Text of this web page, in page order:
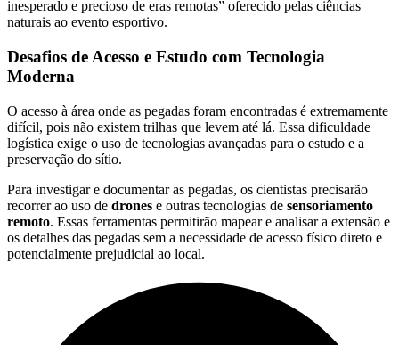
inesperado e precioso de eras remotas” oferecido pelas ciências
naturais ao evento esportivo.
Desafios de Acesso e Estudo com Tecnologia
Moderna
O acesso à área onde as pegadas foram encontradas é extremamente
difícil, pois não existem trilhas que levem até lá. Essa dificuldade
logística exige o uso de tecnologias avançadas para o estudo e a
preservação do sítio.
Para investigar e documentar as pegadas, os cientistas precisarão
recorrer ao uso de drones e outras tecnologias de sensoriamento
remoto. Essas ferramentas permitirão mapear e analisar a extensão e
os detalhes das pegadas sem a necessidade de acesso físico direto e
potencialmente prejudicial ao local.